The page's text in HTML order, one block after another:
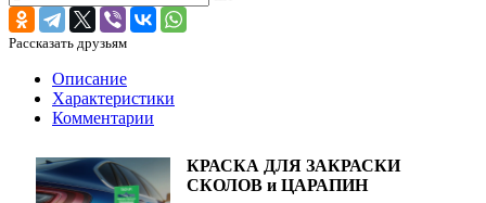
Рассказать друзьям
Описание
Характеристики
Комментарии
КРАСКА ДЛЯ ЗАКРАСКИ
СКОЛОВ и ЦАРАПИН